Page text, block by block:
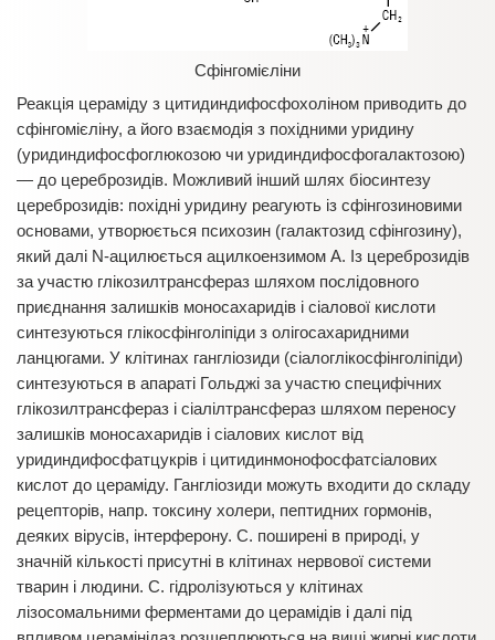
Сфінгомієліни
Реакція цераміду з цитидиндифосфохоліном приводить до
сфінгомієліну, а його взаємодія з похідними уридину
(уридиндифосфоглюкозою чи уридиндифосфогалактозою)
— до цереброзидів. Можливий інший шлях біосинтезу
цереброзидів: похідні уридину реагують із сфінгозиновими
основами, утворюється психозин (галактозид сфінгозину),
який далі N-ацилюється ацилкоензимом А. Із цереброзидів
за участю глікозилтрансфераз шляхом послідовного
приєднання залишків моносахаридів і сіалової кислоти
синтезуються глікосфінголіпіди з олігосахаридними
ланцюгами. У клітинах гангліозиди (сіалоглікосфінголіпіди)
синтезуються в апараті Гольджі за участю специфічних
глікозилтрансфераз і сіалілтрансфераз шляхом переносу
залишків моносахаридів і сіалових кислот від
уридиндифосфатцукрів і цитидинмонофосфатсіалових
кислот до цераміду. Гангліозиди можуть входити до складу
рецепторів, напр. токсину холери, пептидних гормонів,
деяких вірусів, інтерферону. С. поширені в природі, у
значній кількості присутні в клітинах нервової системи
тварин і людини. С. гідролізуються у клітинах
лізосомальними ферментами до церамідів і далі під